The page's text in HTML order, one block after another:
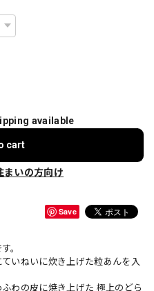
available
cart
まいの方向け
Save
。
いねいに炊き上げた粒あんを入
わの皮に焼き上げた 極上のどら